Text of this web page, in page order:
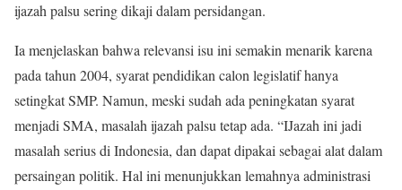
ijazah palsu sering dikaji dalam persidangan.
Ia menjelaskan bahwa relevansi isu ini semakin menarik karena
pada tahun 2004, syarat pendidikan calon legislatif hanya
setingkat SMP. Namun, meski sudah ada peningkatan syarat
menjadi SMA, masalah ijazah palsu tetap ada. “IJazah ini jadi
masalah serius di Indonesia, dan dapat dipakai sebagai alat dalam
persaingan politik. Hal ini menunjukkan lemahnya administrasi